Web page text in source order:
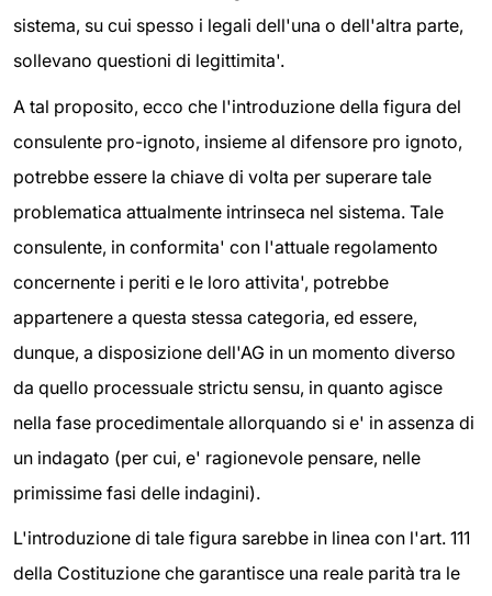
sistema, su cui spesso i legali dell'una o dell'altra parte,
sollevano questioni di legittimita'.
A tal proposito, ecco che l'introduzione della figura del
consulente pro-ignoto, insieme al difensore pro ignoto,
potrebbe essere la chiave di volta per superare tale
problematica attualmente intrinseca nel sistema. Tale
consulente, in conformita' con l'attuale regolamento
concernente i periti e le loro attivita', potrebbe
appartenere a questa stessa categoria, ed essere,
dunque, a disposizione dell'AG in un momento diverso
da quello processuale strictu sensu, in quanto agisce
nella fase procedimentale allorquando si e' in assenza di
un indagato (per cui, e' ragionevole pensare, nelle
primissime fasi delle indagini).
L'introduzione di tale figura sarebbe in linea con l'art. 111
della Costituzione che garantisce una reale parità tra le